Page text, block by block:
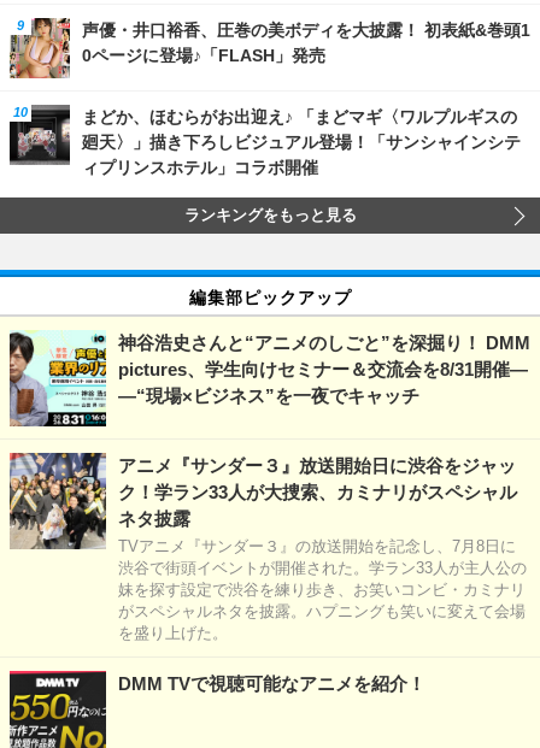
声優・井口裕香、圧巻の美ボディを大披露！ 初表紙&巻頭1
0ページに登場♪「FLASH」発売
まどか、ほむらがお出迎え♪ 「まどマギ〈ワルプルギスの
廻天〉」描き下ろしビジュアル登場！「サンシャインシテ
ィプリンスホテル」コラボ開催
ランキングをもっと見る
編集部ピックアップ
神谷浩史さんと“アニメのしごと”を深掘り！ DMM
pictures、学生向けセミナー＆交流会を8/31開催―
―“現場×ビジネス”を一夜でキャッチ
アニメ『サンダー３』放送開始日に渋谷をジャッ
ク！学ラン33人が大捜索、カミナリがスペシャル
ネタ披露
TVアニメ『サンダー３』の放送開始を記念し、7月8日に
渋谷で街頭イベントが開催された。学ラン33人が主人公の
妹を探す設定で渋谷を練り歩き、お笑いコンビ・カミナリ
がスペシャルネタを披露。ハプニングも笑いに変えて会場
を盛り上げた。
DMM TVで視聴可能なアニメを紹介！